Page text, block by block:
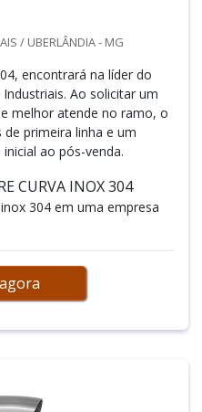
/ UBERLÂNDIA - MG
encontrará na líder do
Ao solicitar um
melhor atende no ramo, o
primeira linha e um
ao pós-venda.
CURVA INOX 304
304 em uma empresa